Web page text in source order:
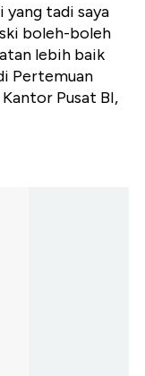
yang tadi saya
boleh-boleh
lebih baik
Pertemuan
Pusat BI,